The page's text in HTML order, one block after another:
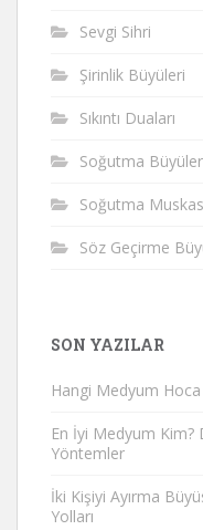
Sevgi Sihri
Şirinlik Büyüleri
Sıkıntı Duaları
Soğutma
Soğutma
Söz Geçirme
SON YAZILAR
Hangi Medyum Hoca
En İyi Medyum
Yöntemler
İki Kişiyi Ayırma
Yolları